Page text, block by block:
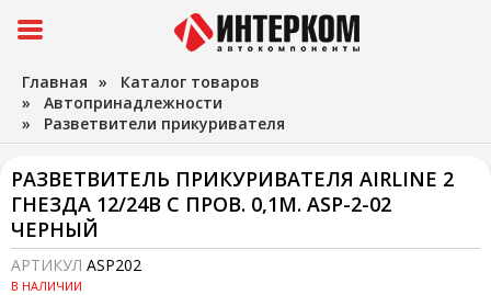
Главная » Каталог товаров
» Автопринадлежности
» Разветвители прикуривателя
РАЗВЕТВИТЕЛЬ ПРИКУРИВАТЕЛЯ AIRLINE 2
ГНЕЗДА 12/24В С ПРОВ. 0,1М. ASP-2-02
ЧЕРНЫЙ
АРТИКУЛ ASP202
В НАЛИЧИИ